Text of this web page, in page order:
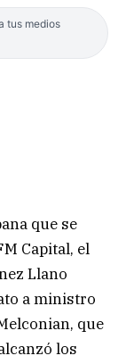
tus medios
que se
Capital, el
Llano
a ministro
que
los